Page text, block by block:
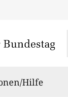
Hilfe